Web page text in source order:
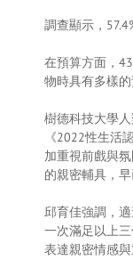
調查顯示，
在預算方面，
物時具有多樣的
樹德科技大學
《2022性生活
加重視前戲與
的親密輔具，
邱育佳強調，
一次滿足以上
表達親密情感與